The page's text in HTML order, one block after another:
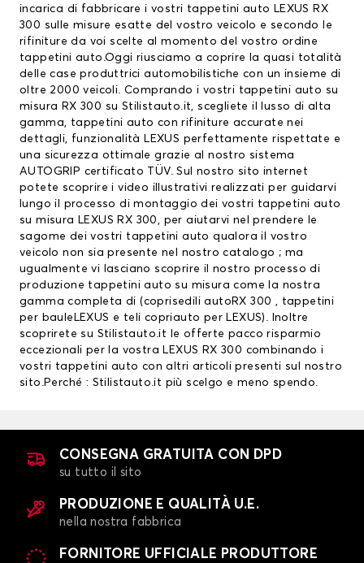
incarica di fabbricare i vostri tappetini auto LEXUS RX
300 sulle misure esatte del vostro veicolo e secondo le
rifiniture da voi scelte al momento del vostro ordine
tappetini auto.Oggi riusciamo a coprire la quasi totalità
delle case produttrici automobilistiche con un insieme di
oltre 2000 veicoli. Comprando i vostri tappetini auto su
misura RX 300 su Stilistauto.it, scegliete il lusso di alta
gamma, tappetini auto con rifiniture accurate nei
dettagli, funzionalità LEXUS perfettamente rispettate e
una sicurezza ottimale grazie al nostro sistema
AUTOGRIP certificato TÜV. Sul nostro sito internet
potete scoprire i video illustrativi realizzati per guidarvi
lungo il processo di montaggio dei vostri tappetini auto
su misura LEXUS RX 300, per aiutarvi nel prendere le
sagome dei vostri tappetini auto qualora il vostro
veicolo non sia presente nel nostro catalogo ; ma
ugualmente vi lasciano scoprire il nostro processo di
produzione tappetini auto su misura come la nostra
gamma completa di (coprisedili auto RX 300 , tappetini
per bauleLEXUS e teli copriauto per LEXUS). Inoltre
scoprirete su Stilistauto.it le offerte pacco risparmio
eccezionali per la vostra LEXUS RX 300 combinando i
vostri tappetini auto con altri articoli presenti sul nostro
sito.Perché : Stilistauto.it più scelgo e meno spendo.
CONSEGNA GRATUITA CON DPD
su tutto il sito
PRODUZIONE E QUALITÀ U.E.
nella nostra fabbrica
FORNITORE UFFICIALE PRODUTTORE